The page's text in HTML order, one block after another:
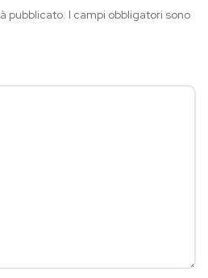
pubblicato. I campi obbligatori sono